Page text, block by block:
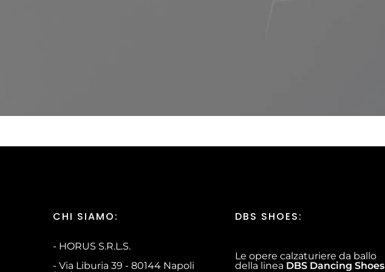
CHI SIAMO:
- HORUS S.R.L.S.
- Via Liburia 39 - 80144 Napoli
DBS SHOES:
Le opere calzaturiere da ballo
della linea DBS Dancing Shoes